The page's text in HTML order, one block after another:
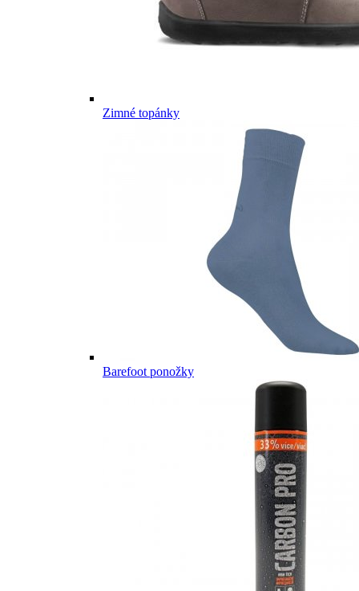
Zimné topánky
Barefoot ponožky